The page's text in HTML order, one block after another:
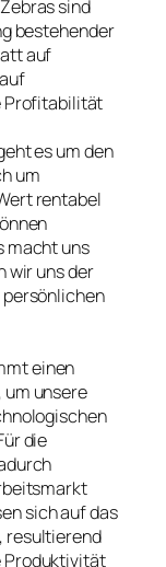
sind
bestehender
auf
Profitabilität
es um den
um
rentabel
macht uns
wir uns der
einen
um unsere
die
sich auf das
resultierend
Produktivität